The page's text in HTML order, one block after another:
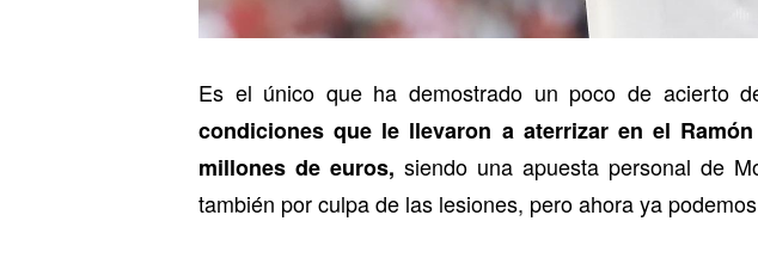
Es el único que ha demostrado un poco de acierto
condiciones que le llevaron a aterrizar en el
millones de euros, siendo una apuesta personal de
también por culpa de las lesiones, pero ahora ya